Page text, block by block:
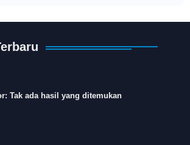
Tak ada hasil yang ditemukan